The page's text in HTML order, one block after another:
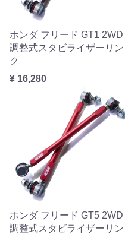
ホンダ フリード GT1 2WD
調整式スタビライザーリン
ク
¥ 16,280
ホンダ フリード GT5 2WD
調整式スタビライザーリン